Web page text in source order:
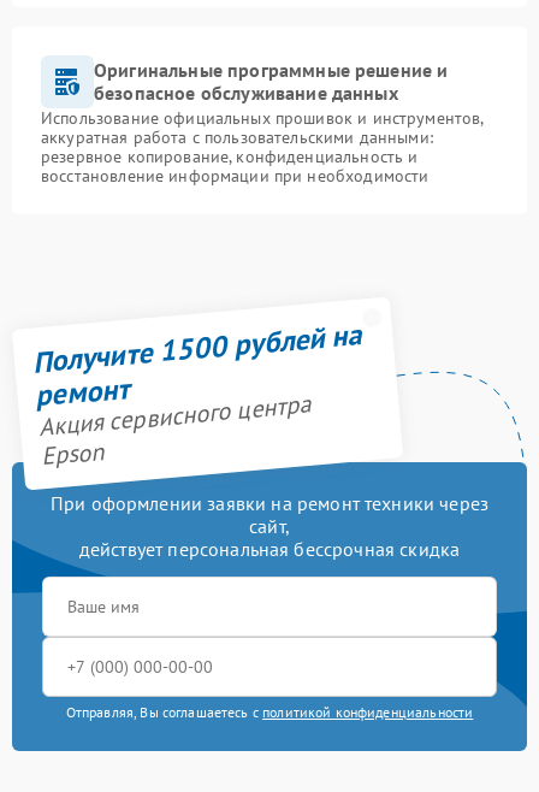
Оригинальные программные решение и
безопасное обслуживание данных
Использование официальных прошивок и инструментов,
аккуратная работа с пользовательскими данными:
резервное копирование, конфиденциальность и
восстановление информации при необходимости
Получите 1500 рублей на
ремонт
Акция сервисного центра
Epson
При оформлении заявки на ремонт техники через
сайт,
действует персональная бессрочная скидка
Отправляя, Вы соглашаетесь с политикой конфиденциальности